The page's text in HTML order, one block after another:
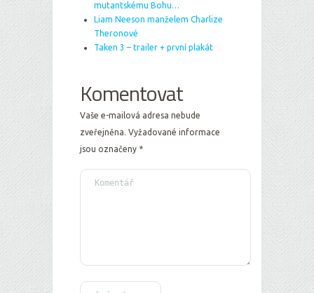
mutantskému Bohu…
Liam Neeson manželem Charlize
Theronové
Taken 3 – trailer + první plakát
Komentovat
Vaše e-mailová adresa nebude
zveřejněna. Vyžadované informace
jsou označeny *